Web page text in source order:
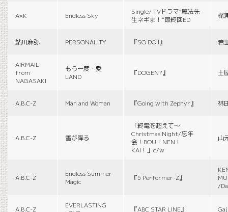
A×K Endless Sky
Single/ TVドラマ“魔法先
生ネギま！”最終回ED
梶
鮎川麻弥 PERSONALITY 『SO DO I』 岩
AIRMAIL
from
NAGASAKI
もう一度・愛
LAND
『DOGEN?』 土
A.B.C-Z Man and Woman 『Going with Zephyr』 林
A.B.C-Z 雪が降る
「終電を超えて～
Christmas Night/忘年
会！BOU！NEN！
KAI！」c/w
山
A.B.C-Z
Endless Summer
Magic
『5 Performer-Z』
/
A.B.C-Z
EVERLASTING
『ABC STAR LINE』